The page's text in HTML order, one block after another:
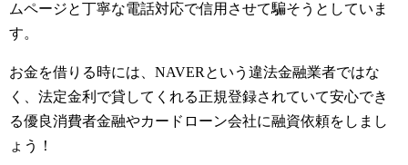
ムページと丁寧な電話対応で信用させて騙そうとしていま
す。
お金を借りる時には、NAVERという違法金融業者ではな
く、法定金利で貸してくれる正規登録されていて安心でき
る優良消費者金融やカードローン会社に融資依頼をしまし
ょう！